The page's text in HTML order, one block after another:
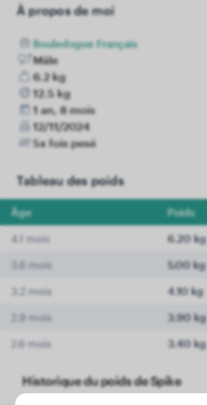
À propos de moi
Bouledogue Français
Mâle
6.2 kg
12.5 kg
1 an, 8 mois
12/11/2024
5x fois pesé
Tableau des poids
Âge Poids
4.1 mois 6.20 kg
3.6 mois 5.00 kg
3.2 mois 4.10 kg
2.9 mois 3.90 kg
2.6 mois 3.40 kg
Historique du poids de Spike